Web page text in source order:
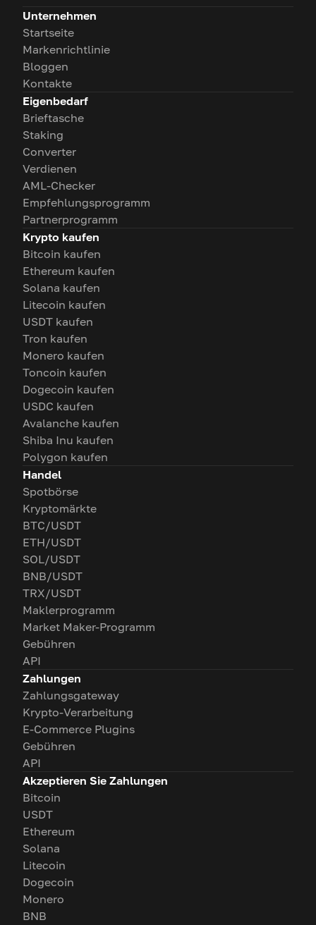
Unternehmen
Startseite
Markenrichtlinie
Bloggen
Kontakte
Eigenbedarf
Brieftasche
Staking
Converter
Verdienen
AML-Checker
Empfehlungsprogramm
Partnerprogramm
Krypto kaufen
Bitcoin kaufen
Ethereum kaufen
Solana kaufen
Litecoin kaufen
USDT kaufen
Tron kaufen
Monero kaufen
Toncoin kaufen
Dogecoin kaufen
USDC kaufen
Avalanche kaufen
Shiba Inu kaufen
Polygon kaufen
Handel
Spotbörse
Kryptomärkte
BTC/USDT
ETH/USDT
SOL/USDT
BNB/USDT
TRX/USDT
Maklerprogramm
Market Maker-Programm
Gebühren
API
Zahlungen
Zahlungsgateway
Krypto-Verarbeitung
E-Commerce Plugins
Gebühren
API
Akzeptieren Sie Zahlungen
Bitcoin
USDT
Ethereum
Solana
Litecoin
Dogecoin
Monero
BNB